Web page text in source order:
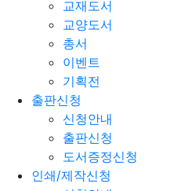
교재도서
교양도서
총서
이벤트
기획전
출판신청
신청안내
출판신청
도서증정신청
인쇄/제작신청